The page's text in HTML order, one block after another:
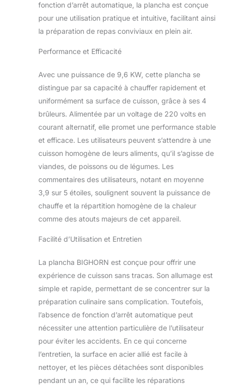
réglage facile de la
température selon
vos besoins.
Construction
cette plancha est
conçue pour
résister aux
rigueurs d'une
utilisation intensive.
Polyvalente : Idéale
pour la cuisson de
viandes, poissons,
légumes et bien
plus encore, elle
s'adapte à tous vos
plats préférés.
fonction d’arrêt automatique, la plancha est conçue
pour une utilisation pratique et intuitive, facilitant ainsi
la préparation de repas conviviaux en plein air.
Performance et Efficacité
Avec une puissance de 9,6 KW, cette plancha se
distingue par sa capacité à chauffer rapidement et
uniformément sa surface de cuisson, grâce à ses 4
brûleurs. Alimentée par un voltage de 220 volts en
courant alternatif, elle promet une performance stable
et efficace. Les utilisateurs peuvent s’attendre à une
cuisson homogène de leurs aliments, qu’il s’agisse de
viandes, de poissons ou de légumes. Les
commentaires des utilisateurs, notant en moyenne
3,9 sur 5 étoiles, soulignent souvent la puissance de
chauffe et la répartition homogène de la chaleur
comme des atouts majeurs de cet appareil.
Facilité d’Utilisation et Entretien
La plancha BIGHORN est conçue pour offrir une
expérience de cuisson sans tracas. Son allumage est
simple et rapide, permettant de se concentrer sur la
préparation culinaire sans complication. Toutefois,
l’absence de fonction d’arrêt automatique peut
nécessiter une attention particulière de l’utilisateur
pour éviter les accidents. En ce qui concerne
l’entretien, la surface en acier allié est facile à
nettoyer, et les pièces détachées sont disponibles
pendant un an, ce qui facilite les réparations